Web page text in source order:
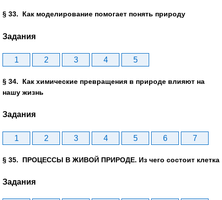
§ 33. Как моделирование помогает понять природу
Задания
1 2 3 4 5
§ 34. Как химические превращения в природе влияют на
нашу жизнь
Задания
1 2 3 4 5 6 7
§ 35. ПРОЦЕССЫ В ЖИВОЙ ПРИРОДЕ. Из чего состоит клетка
Задания